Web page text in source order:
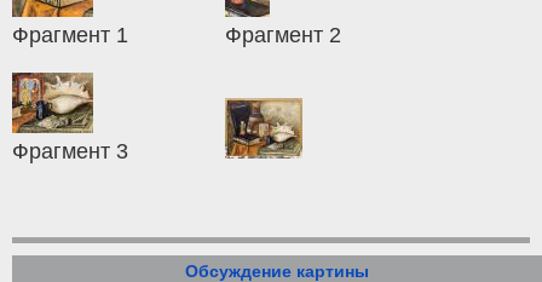
Фрагмент 1 Фрагмент 2
Фрагмент 3
Обсуждение картины